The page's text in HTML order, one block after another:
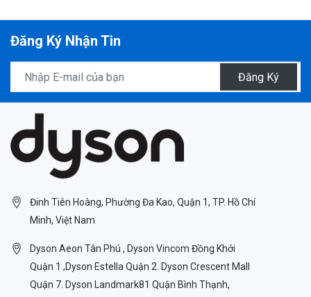
Đăng Ký Nhận Tin
Đăng Ký
Đinh Tiên Hoàng, Phường Đa Kao, Quận 1, TP. Hồ Chí
Minh, Việt Nam
Dyson Aeon Tân Phú , Dyson Vincom Đồng Khởi
Quận 1 ,Dyson Estella Quận 2. Dyson Crescent Mall
Quận 7. Dyson Landmark81 Quận Bình Thạnh,